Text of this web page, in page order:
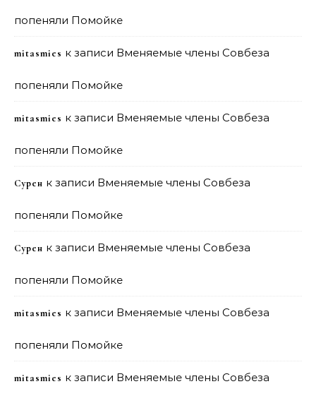
попеняли Помойке
mitasmies к записи Вменяемые члены Совбеза
попеняли Помойке
mitasmies к записи Вменяемые члены Совбеза
попеняли Помойке
Сурен к записи Вменяемые члены Совбеза
попеняли Помойке
Сурен к записи Вменяемые члены Совбеза
попеняли Помойке
mitasmies к записи Вменяемые члены Совбеза
попеняли Помойке
mitasmies к записи Вменяемые члены Совбеза